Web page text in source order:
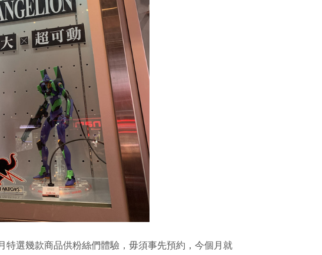
選幾款商品供粉絲們體驗，毋須事先預約，今個月就